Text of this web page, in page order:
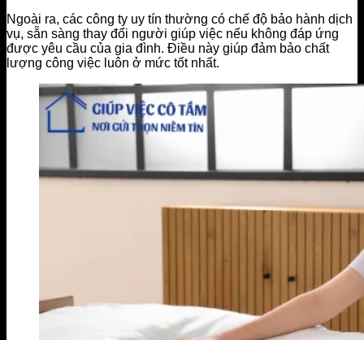
Ngoài ra, các công ty uy tín thường có chế độ bảo hành dịch
vụ, sẵn sàng thay đổi người giúp việc nếu không đáp ứng
được yêu cầu của gia đình. Điều này giúp đảm bảo chất
lượng công việc luôn ở mức tốt nhất.